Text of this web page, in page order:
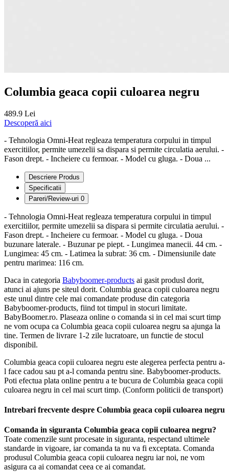
Columbia geaca copii culoarea negru
489.9 Lei
Descoperă aici
- Tehnologia Omni-Heat regleaza temperatura corpului in timpul
exercitiilor, permite umezelii sa dispara si permite circulatia aerului. -
Fason drept. - Incheiere cu fermoar. - Model cu gluga. - Doua ...
Descriere Produs
Specificatii
Pareri/Review-uri 0
- Tehnologia Omni-Heat regleaza temperatura corpului in timpul
exercitiilor, permite umezelii sa dispara si permite circulatia aerului. -
Fason drept. - Incheiere cu fermoar. - Model cu gluga. - Doua
buzunare laterale. - Buzunar pe piept. - Lungimea manecii. 44 cm. -
Lungimea: 45 cm. - Latimea la subrat: 36 cm. - Dimensiunile date
pentru marimea: 116 cm.
Daca in categoria Babyboomer-products ai gasit produsl dorit,
atunci ai ajuns pe siteul dorit. Columbia geaca copii culoarea negru
este unul dintre cele mai comandate produse din categoria
Babyboomer-products, fiind tot timpul in stocuri limitate.
BabyBoomer.ro. Plaseaza online o comanda si in cel mai scurt timp
ne vom ocupa ca Columbia geaca copii culoarea negru sa ajunga la
tine. Termen de livrare 1-2 zile lucratoare, un functie de stocul
disponibil.
Columbia geaca copii culoarea negru este alegerea perfecta pentru a-
l face cadou sau pt a-l comanda pentru sine. Babyboomer-products.
Poti efectua plata online pentru a te bucura de Columbia geaca copii
culoarea negru in cel mai scurt timp. (Conform politicii de transport)
Intrebari frecvente despre Columbia geaca copii culoarea negru
Comanda in siguranta Columbia geaca copii culoarea negru?
Toate comenzile sunt procesate in siguranta, respectand ultimele
standarde in vigoare, iar comanda ta nu va fi exceptata. Comanda
produsul Columbia geaca copii culoarea negru iar noi, ne vom
asigura ca ai comandat ceea ce ai comandat.